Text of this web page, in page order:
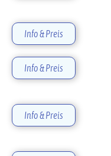
Info & Preis
Info & Preis
Info & Preis